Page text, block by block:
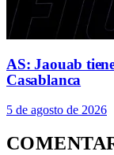
AS: Jaouab
Casablanca
5 de agosto de 2026